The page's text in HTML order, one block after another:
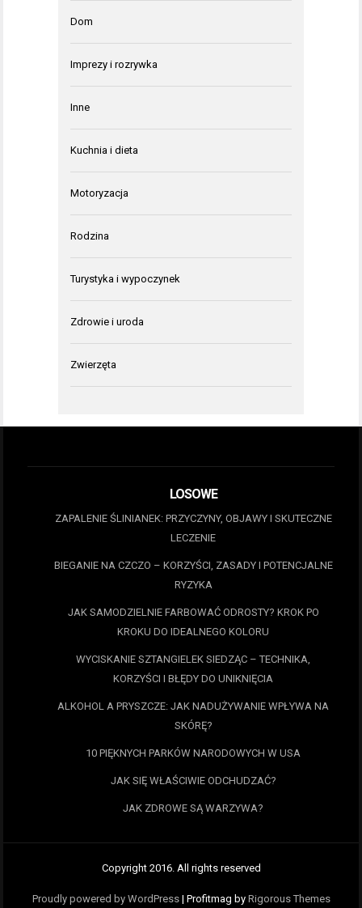
Dom
Imprezy i rozrywka
Inne
Kuchnia i dieta
Motoryzacja
Rodzina
Turystyka i wypoczynek
Zdrowie i uroda
Zwierzęta
LOSOWE
ZAPALENIE ŚLINIANEK: PRZYCZYNY, OBJAWY I SKUTECZNE
LECZENIE
BIEGANIE NA CZCZO – KORZYŚCI, ZASADY I POTENCJALNE
RYZYKA
JAK SAMODZIELNIE FARBOWAĆ ODROSTY? KROK PO
KROKU DO IDEALNEGO KOLORU
WYCISKANIE SZTANGIELEK SIEDZĄC – TECHNIKA,
KORZYŚCI I BŁĘDY DO UNIKNIĘCIA
ALKOHOL A PRYSZCZE: JAK NADUŻYWANIE WPŁYWA NA
SKÓRĘ?
10 PIĘKNYCH PARKÓW NARODOWYCH W USA
JAK SIĘ WŁAŚCIWIE ODCHUDZAĆ?
JAK ZDROWE SĄ WARZYWA?
Copyright 2016. All rights reserved
Proudly powered by WordPress | Profitmag by Rigorous Themes